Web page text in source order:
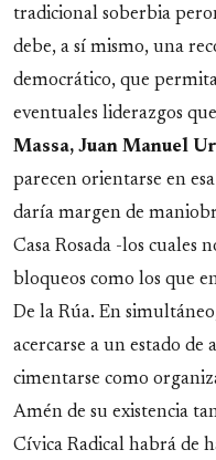
tradicional soberbia
debe, a sí mismo, una
democrático, que
eventuales liderazgos
Massa, Juan Manuel
parecen orientarse en
daría margen de
Casa Rosada -los cuales
bloqueos como los que
De la Rúa. En
acercarse a un estado
cimentarse como
Amén de su existencia
Cívica Radical habrá de